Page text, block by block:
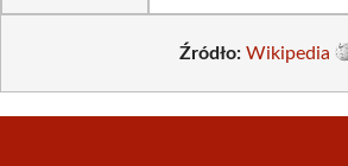
Źródło: Wikipedia